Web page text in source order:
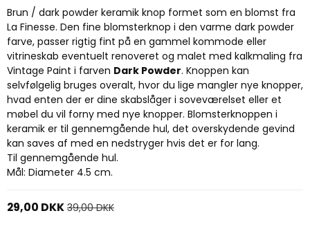
Brun / dark powder keramik knop formet som en blomst fra
La Finesse. Den fine blomsterknop i den varme dark powder
farve, passer rigtig fint på en gammel kommode eller
vitrineskab eventuelt renoveret og malet med kalkmaling fra
Vintage Paint i farven Dark Powder. Knoppen kan
selvfølgelig bruges overalt, hvor du lige mangler nye knopper,
hvad enten der er dine skabslåger i soveværelset eller et
møbel du vil forny med nye knopper. Blomsterknoppen i
keramik er til gennemgående hul, det overskydende gevind
kan saves af med en nedstryger hvis det er for lang.
Til gennemgående hul.
Mål: Diameter 4.5 cm.
29,00 DKK 39,00 DKK